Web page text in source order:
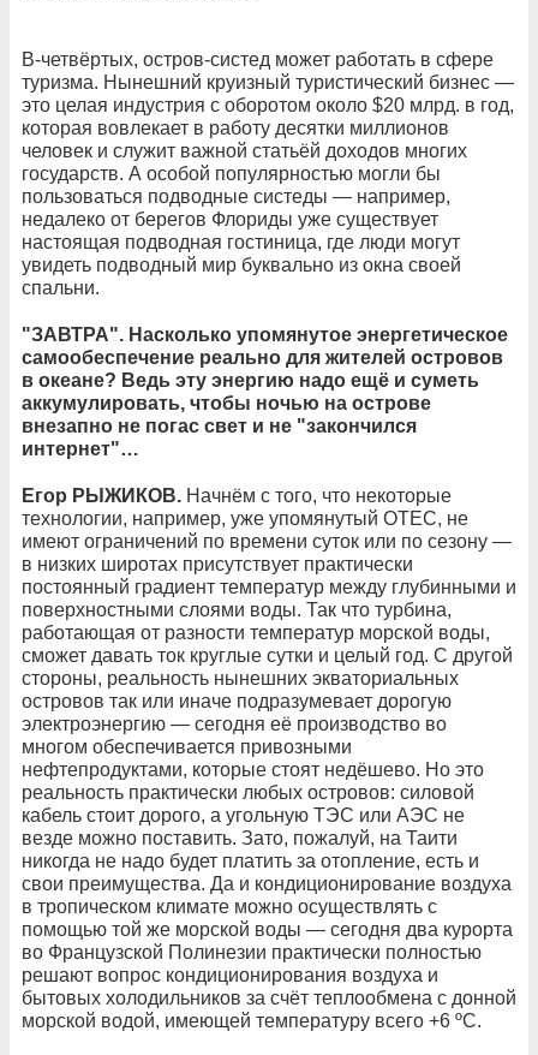
В-четвёртых, остров-систед может работать в сфере
туризма. Нынешний круизный туристический бизнес —
это целая индустрия с оборотом около $20 млрд. в год,
которая вовлекает в работу десятки миллионов
человек и служит важной статьёй доходов многих
государств. А особой популярностью могли бы
пользоваться подводные систеды — например,
недалеко от берегов Флориды уже существует
настоящая подводная гостиница, где люди могут
увидеть подводный мир буквально из окна своей
спальни.
"ЗАВТРА". Насколько упомянутое энергетическое
самообеспечение реально для жителей островов
в океане? Ведь эту энергию надо ещё и суметь
аккумулировать, чтобы ночью на острове
внезапно не погас свет и не "закончился
интернет"…
Егор РЫЖИКОВ. Начнём с того, что некоторые
технологии, например, уже упомянутый ОТЕС, не
имеют ограничений по времени суток или по сезону —
в низких широтах присутствует практически
постоянный градиент температур между глубинными и
поверхностными слоями воды. Так что турбина,
работающая от разности температур морской воды,
сможет давать ток круглые сутки и целый год. С другой
стороны, реальность нынешних экваториальных
островов так или иначе подразумевает дорогую
электроэнергию — сегодня её производство во
многом обеспечивается привозными
нефтепродуктами, которые стоят недёшево. Но это
реальность практически любых островов: силовой
кабель стоит дорого, а угольную ТЭС или АЭС не
везде можно поставить. Зато, пожалуй, на Таити
никогда не надо будет платить за отопление, есть и
свои преимущества. Да и кондиционирование воздуха
в тропическом климате можно осуществлять с
помощью той же морской воды — сегодня два курорта
во Французской Полинезии практически полностью
решают вопрос кондиционирования воздуха и
бытовых холодильников за счёт теплообмена с донной
морской водой, имеющей температуру всего +6 ºС.